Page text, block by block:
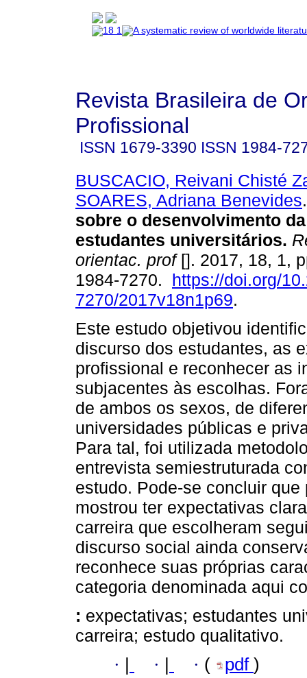
Revista Brasileira de
Profissional
ISSN 1679-3390 ISSN 1984-
BUSCACIO, Reivani Chisté
SOARES, Adriana Benevides.
sobre o desenvolvimento
estudantes universitários.
orientac. prof[]. 2017, 18, 1,
1984-7270. https://doi.org/
7270/2017v18n1p69.
Este estudo objetivou
discurso dos estudantes, as
profissional e reconhecer as
subjacentes às escolhas.
de ambos os sexos, de
universidades públicas e
Para tal, foi utilizada
entrevista semiestruturada
estudo. Pode-se concluir
mostrou ter expectativas
carreira que escolheram
discurso social ainda
reconhece suas próprias
categoria denominada aqui
: expectativas; estudantes
carreira; estudo qualitativo.
· · · ( pdf )